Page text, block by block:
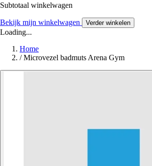
Subtotaal winkelwagen
Bekijk mijn winkelwagen Verder winkelen
Loading...
Home
/ Microvezel badmuts Arena Gym